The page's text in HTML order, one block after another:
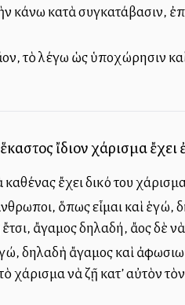
κάνω κατὰ συγκατάβασιν,
τὸ λέγω ὡς ὑποχώρησιν
ἴδιον χάρισμα
ἔχει δικό του χάρισμα
ὅπως εἶμαι καὶ ἑγώ,
ἄγαμος δηλαδή, ἄλλος δὲ
δηλαδὴ ἄγαμος καὶ
χάρισμα νὰ ζῇ κατ’ αὐτὸν